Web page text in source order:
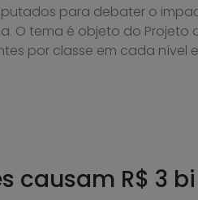
para debater o
O tema é objeto do Projeto
por classe em cada nível
causam R$ 3